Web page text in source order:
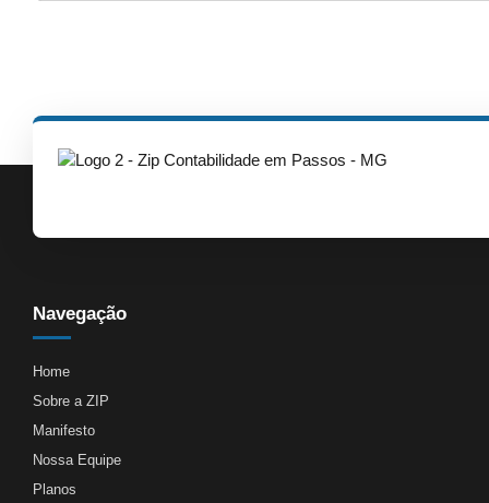
Navegação
Home
Sobre a ZIP
Manifesto
Nossa Equipe
Planos